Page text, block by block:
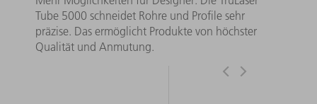
Tube 5000 schneidet Rohre und Profile sehr
präzise. Das ermöglicht Produkte von höchster
Qualität und Anmutung.